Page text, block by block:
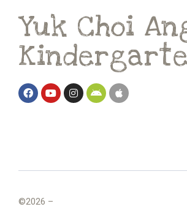
Yuk Choi
©2026 –